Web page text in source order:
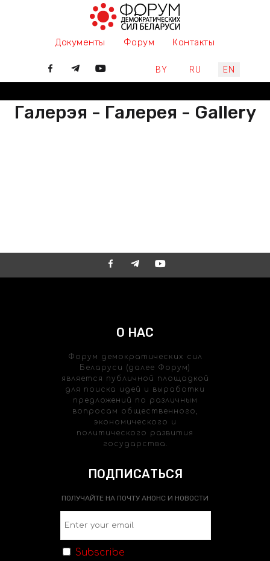
Документы Форум Контакты
Select your language
BY RU EN
Галерэя - Галерея - Gallery
О НАС
Форум демократических сил
Беларуси (далее Форум)
является публичной площадкой
для поиска идей и выработки
предложений по различным
вопросам общественного,
экономического и
политического развития
государства.
ПОДПИСАТЬСЯ
ПОЛУЧАЙТЕ НА ПОЧТУ АНОНС И НОВОСТИ
Subscribe